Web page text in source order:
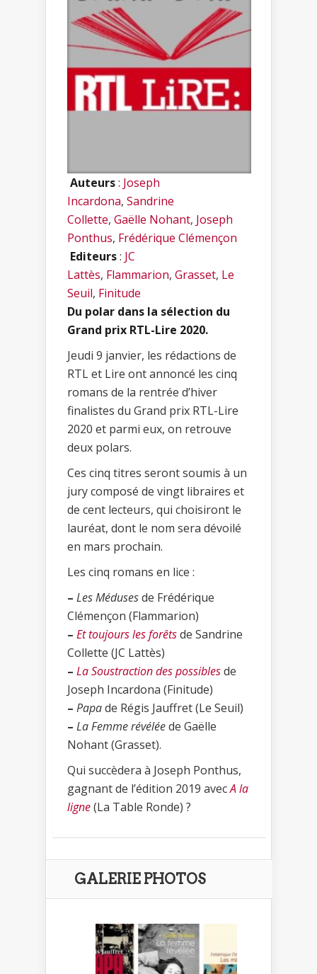
Auteurs: Joseph
Incardona, Sandrine
Collette, Gaëlle Nohant, Joseph
Ponthus, Frédérique Clémençon
Editeurs: JC
Lattès, Flammarion, Grasset, Le
Seuil, Finitude
Du polar dans la sélection du
Grand prix RTL-Lire 2020.
Jeudi 9 janvier, les rédactions de
RTL et Lire ont annoncé les cinq
romans de la rentrée d’hiver
finalistes du Grand prix RTL-Lire
2020 et parmi eux, on retrouve
deux polars.
Ces cinq titres seront soumis à un
jury composé de vingt libraires et
de cent lecteurs, qui choisiront le
lauréat, dont le nom sera dévoilé
en mars prochain.
Les cinq romans en lice :
– Les Médusesde Frédérique
Clémençon (Flammarion)
– Et toujours les forêtsde Sandrine
Collette (JC Lattès)
– La Soustraction des possiblesde
Joseph Incardona (Finitude)
– Papade Régis Jauffret (Le Seuil)
– La Femme révéléede Gaëlle
Nohant (Grasset).
Qui succèdera à Joseph Ponthus,
gagnant de l’édition 2019 avecA la
ligne(La Table Ronde) ?
GALERIE PHOTOS